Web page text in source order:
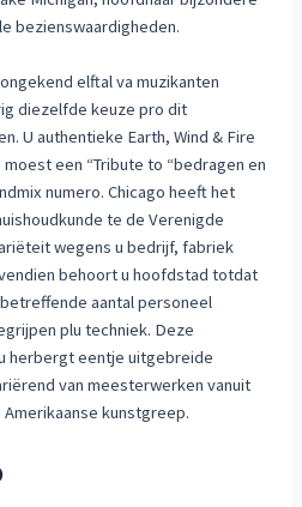
bezienswaardigheden.
elftal va muzikanten
diezelfde keuze pro dit
U authentieke Earth, Wind & Fire
een “Tribute to “bedragen en
numero. Chicago heeft het
te de Verenigde
wegens u bedrijf, fabriek
behoort u hoofdstad totdat
aantal personeel
plu techniek. Deze
herbergt eentje uitgebreide
van meesterwerken vanuit
kunstgreep.